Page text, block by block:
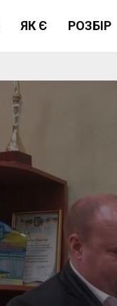
ЯК Є РОЗБІР